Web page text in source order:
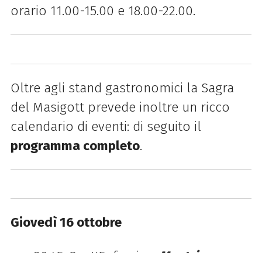
orario 11.00-15.00 e 18.00-22.00.
Oltre agli stand gastronomici la Sagra
del Masigott prevede inoltre un ricco
calendario di eventi: di seguito il
programma completo.
Giovedì 16 ottobre